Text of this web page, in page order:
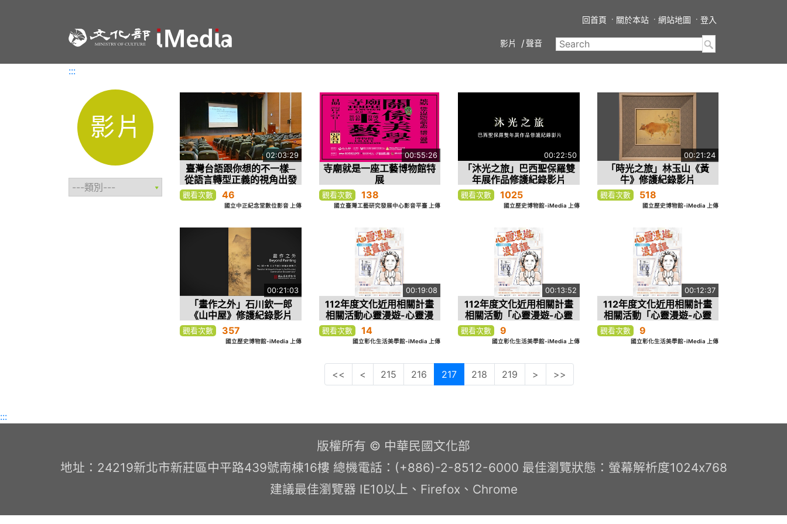
:::
回首頁 關於本站 網站地圖 登入
影片 聲音
:::
影片
02:03:29
臺灣台語跟你想的不一樣─
從語言轉型正義的視角出發
觀看次數 46
國立中正紀念堂數位影音 上傳
00:55:26
寺廟就是一座工藝博物館特
展
觀看次數 138
國立臺灣工藝研究發展中心影音平臺 上傳
00:22:50
「沐光之旅」巴西聖保羅雙
年展作品修護紀錄影片
觀看次數 1025
國立歷史博物館-iMedia 上傳
00:21:24
「時光之旅」林玉山《黃
牛》修護紀錄影片
觀看次數 518
國立歷史博物館-iMedia 上傳
00:21:03
「畫作之外」石川欽一郎
《山中屋》修護紀錄影片
觀看次數 357
國立歷史博物館-iMedia 上傳
00:19:08
112年度文化近用相關計畫
相關活動心靈漫遊-心靈漫
畫課-南投場次
觀看次數 14
國立彰化生活美學館-iMedia 上傳
00:13:52
112年度文化近用相關計畫
相關活動「心靈漫遊-心靈
漫畫課」
觀看次數 9
國立彰化生活美學館-iMedia 上傳
00:12:37
112年度文化近用相關計畫
相關活動「心靈漫遊-心靈
漫畫課」台中場
觀看次數 9
國立彰化生活美學館-iMedia 上傳
<< < 215 216 217 218 219 > >>
:::
版權所有 © 中華民國文化部
地址：24219新北市新莊區中平路439號南棟16樓 總機電話：(+886)-2-8512-6000 最佳瀏覽狀態：螢幕解析度1024x768
建議最佳瀏覽器 IE10以上、Firefox、Chrome